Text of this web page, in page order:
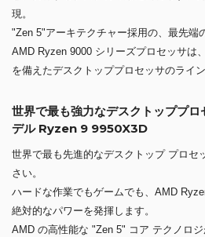
現。
"Zen 5"アーキテクチャー採用の、最先端
AMD Ryzen 9000 シリーズプロセッサは
を備えたデスクトッププロセッサのライン
世界で最も強力なデスクトッププ
デル Ryzen 9 9950X3D
世界で最も先進的なデスクトップ プロセ
さい。
ハードな作業でもゲームでも、AMD
絶対的なパワーを発揮します。
AMD の高性能な "Zen 5" コア テクノロ